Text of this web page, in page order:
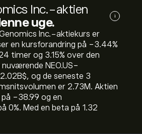
Inc.-aktien
uge.
i
Inc.-aktiekurs er
en kursforandring på ‎-3.44‎%
timer og ‎3.15‎% over den
NEO.US-
og de seneste 3
er 2.73M. Aktien
-38.99 og en
0%. Med en beta på 1.32